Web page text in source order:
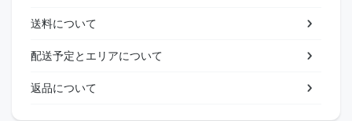
送料について
配送予定とエリアについて
返品について